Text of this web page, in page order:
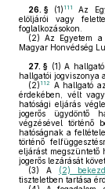
26. § (1) 111
Az
elöljárói vagy
foglalkozásokon.
(2) Az Egyetem
Magyar Honvédség
27. § (1) A
hallgatói jogviszonya
(2) 112 A hallgató az
érdekében, vélt
hatósági eljárás
jogerős ügydöntő
végzésével történő
hatóságnak a
történő
eljárást megszüntető
jogerős lezárását
(3) A (2)
tiszteletben tartása